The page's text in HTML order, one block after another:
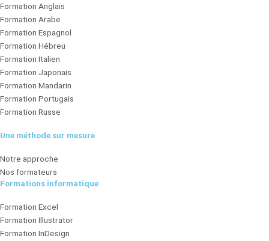
Formation Anglais
Formation Arabe
Formation Espagnol
Formation Hébreu
Formation Italien
Formation Japonais
Formation Mandarin
Formation Portugais
Formation Russe
Une méthode sur mesure
Notre approche
Nos formateurs
Formations informatique
Formation Excel
Formation Illustrator
Formation InDesign